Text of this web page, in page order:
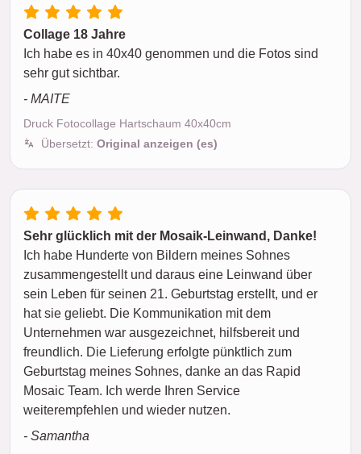
Collage 18 Jahre
Ich habe es in 40x40 genommen und die Fotos sind
sehr gut sichtbar.
- MAITE
Druck Fotocollage Hartschaum 40x40cm
Übersetzt: Original anzeigen (es)
Sehr glücklich mit der Mosaik-Leinwand, Danke!
Ich habe Hunderte von Bildern meines Sohnes
zusammengestellt und daraus eine Leinwand über
sein Leben für seinen 21. Geburtstag erstellt, und er
hat sie geliebt. Die Kommunikation mit dem
Unternehmen war ausgezeichnet, hilfsbereit und
freundlich. Die Lieferung erfolgte pünktlich zum
Geburtstag meines Sohnes, danke an das Rapid
Mosaic Team. Ich werde Ihren Service
weiterempfehlen und wieder nutzen.
- Samantha